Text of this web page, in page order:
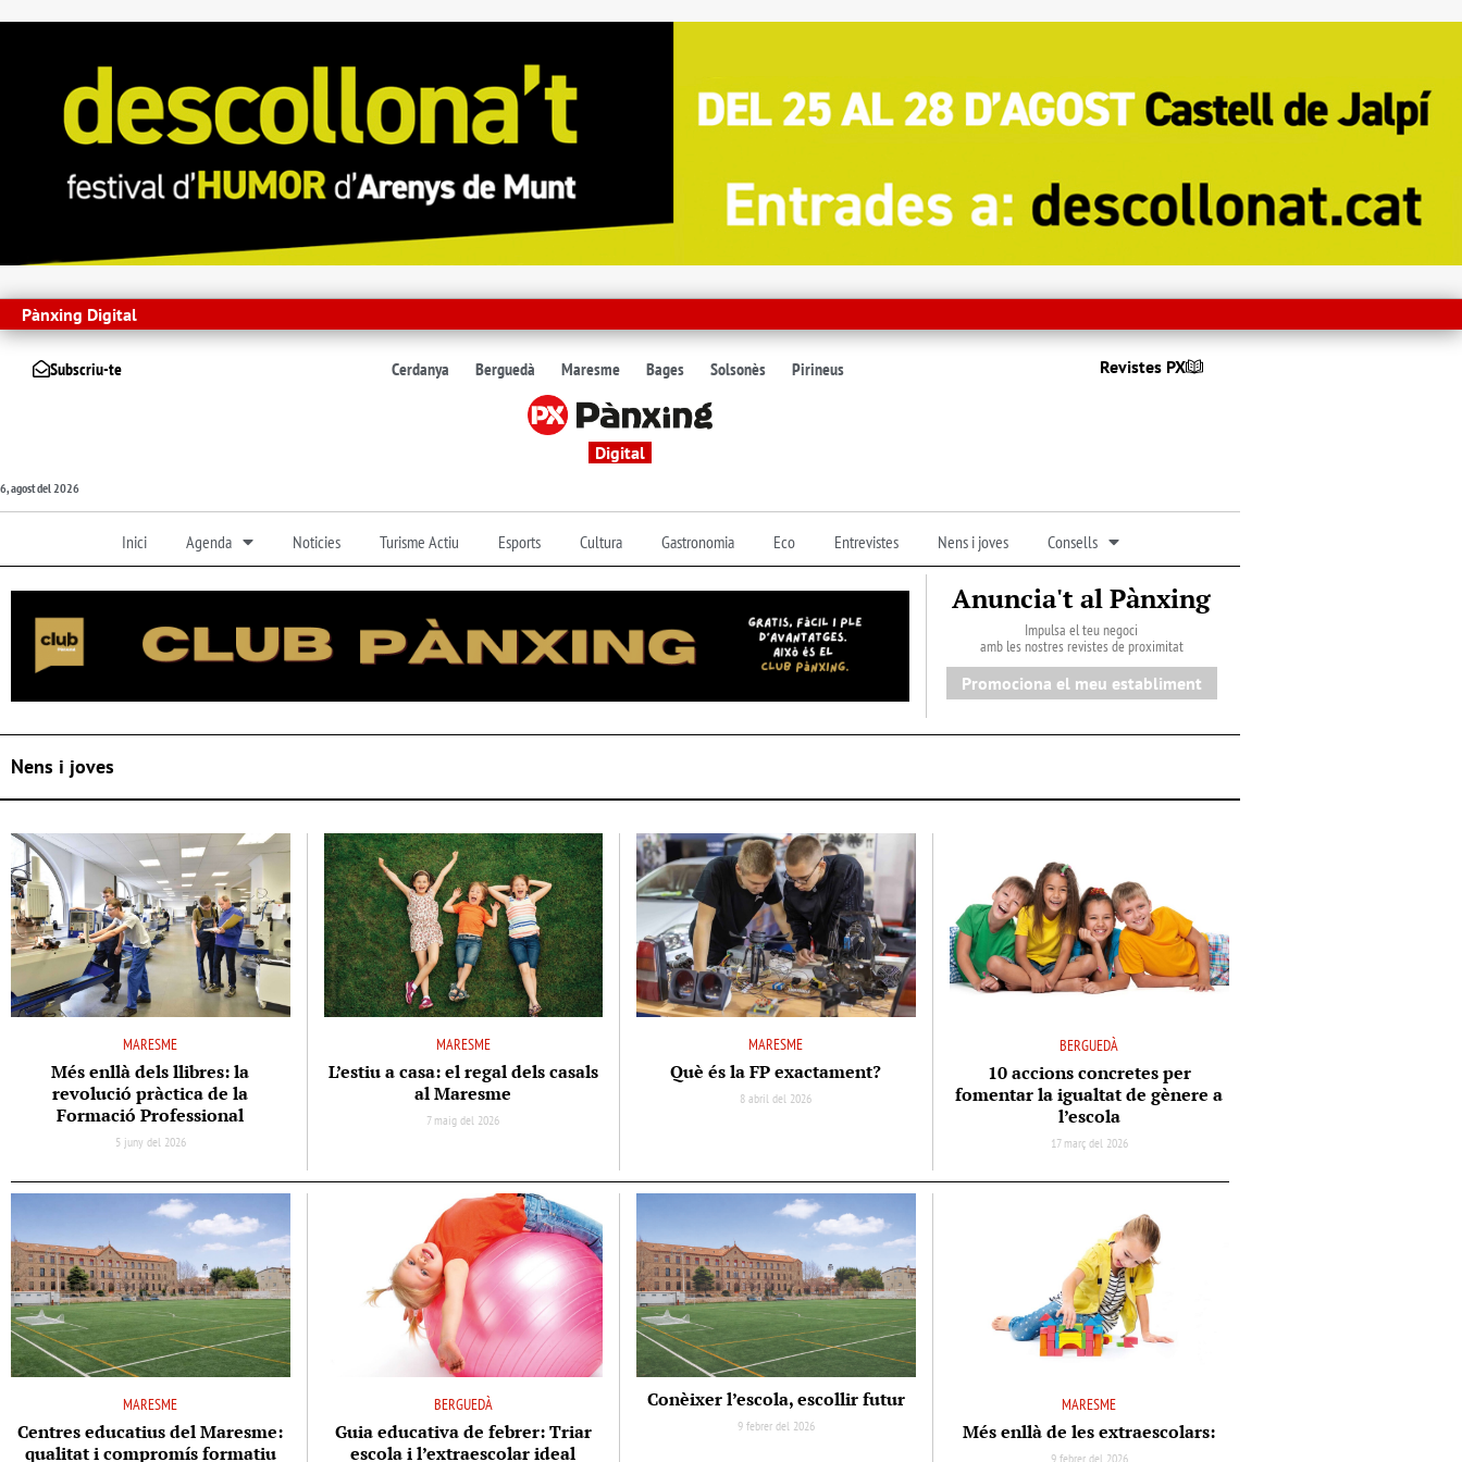
Pànxing Digital
Subscriu-te Cerdanya Berguedà Maresme Bages Solsonès Pirineus Revistes PX
Digital
6, agost del 2026
Inici Agenda Noticies Turisme Actiu Esports Cultura Gastronomia Eco Entrevistes Nens i joves Consells
Anuncia't al Pànxing
Impulsa el teu negoci
amb les nostres revistes de proximitat
Promociona el meu establiment
Nens i joves
MARESME
Més enllà dels llibres: la
revolució pràctica de la
Formació Professional
5 juny del 2026
MARESME
L’estiu a casa: el regal dels casals
al Maresme
7 maig del 2026
MARESME
Què és la FP exactament?
8 abril del 2026
BERGUEDÀ
10 accions concretes per
fomentar la igualtat de gènere a
l’escola
17 març del 2026
MARESME
Centres educatius del Maresme:
qualitat i compromís formatiu
BERGUEDÀ
Guia educativa de febrer: Triar
escola i l’extraescolar ideal
Conèixer l’escola, escollir futur
9 febrer del 2026
MARESME
Més enllà de les extraescolars:
9 febrer del 2026